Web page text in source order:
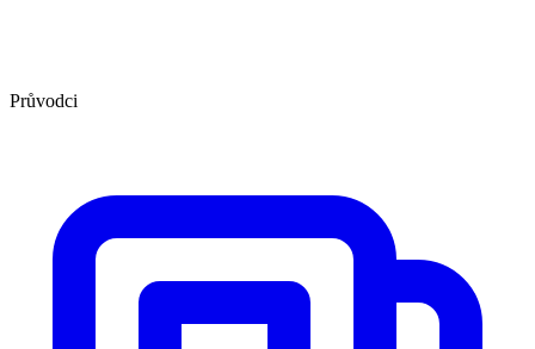
Průvodci